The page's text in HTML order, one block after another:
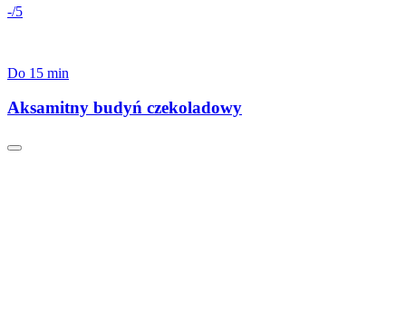
-/5
Do 15 min
Aksamitny budyń czekoladowy